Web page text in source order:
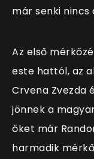
már senki nincs
Az első
este hattól, az
Crvena Zvezda
jönnek a
őket már
harmadik